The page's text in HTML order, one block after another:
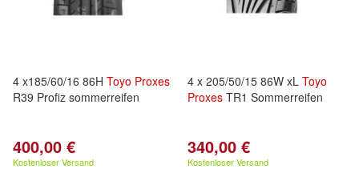
4 x185/60/16 86H Toyo Proxes
R39 Profiz sommerreifen
400,00 €
Kostenloser Versand
4 x 205/50/15 86W xL Toyo
Proxes TR1 Sommerreifen
340,00 €
Kostenloser Versand